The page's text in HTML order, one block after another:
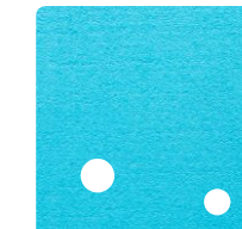
Coaching
Over Career & Live
Blog